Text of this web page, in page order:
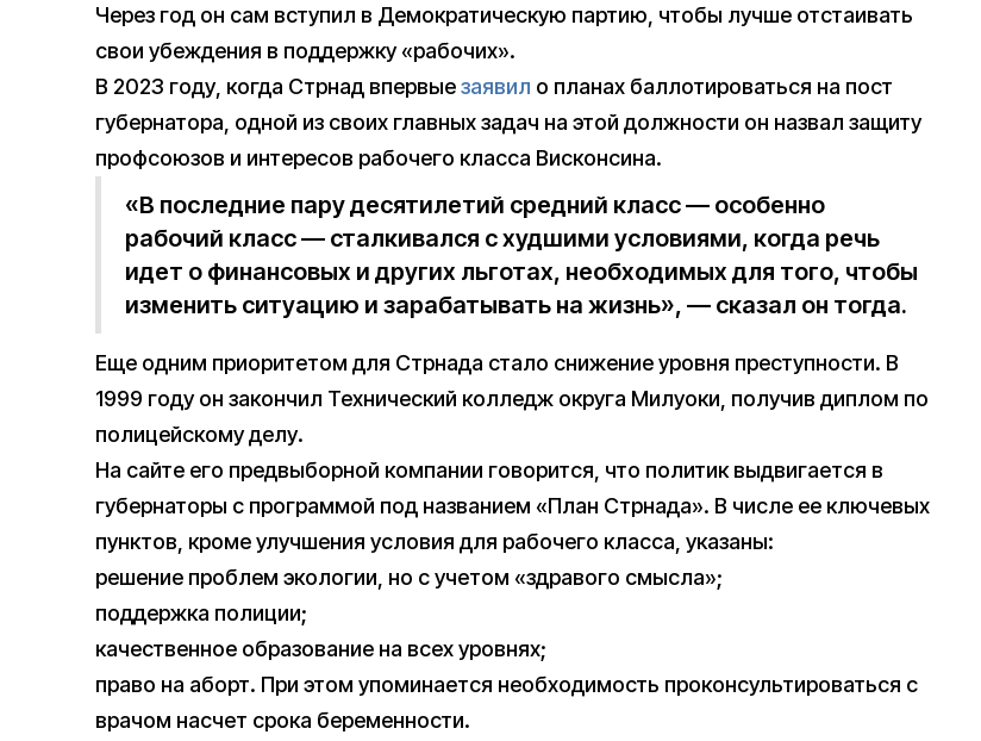
Через год он сам вступил в Демократическую партию, чтобы лучше отстаивать
свои убеждения в поддержку «рабочих».
В 2023 году, когда Стрнад впервыезаявил о планах баллотироваться на пост
губернатора, одной из своих главных задач на этой должности он назвал защиту
профсоюзов и интересов рабочего класса Висконсина.
«В последние пару десятилетий средний класс — особенно
рабочий класс — сталкивался с худшими условиями, когда речь
идет о финансовых и других льготах, необходимых для того, чтобы
изменить ситуацию и зарабатывать на жизнь», — сказал он тогда.
Еще одним приоритетом для Стрнада стало снижение уровня преступности. В
1999 году он закончил Технический колледж округа Милуоки, получив диплом по
полицейскому делу.
На сайте его предвыборной компании говорится, что политик выдвигается в
губернаторы с программой под названием «План Стрнада». В числе ее ключевых
пунктов, кроме улучшения условия для рабочего класса, указаны:
решение проблем экологии, но с учетом «здравого смысла»;
поддержка полиции;
качественное образование на всех уровнях;
право на аборт. При этом упоминается необходимость проконсультироваться с
врачом насчет срока беременности.